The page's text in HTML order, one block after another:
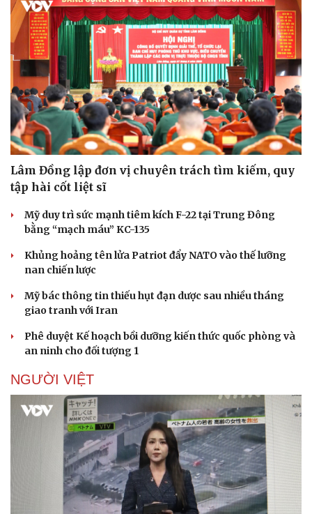
Doanh nghiệp
Thông tin doanh nghiệp
Doanh nghiệp 24h
Công nghệ
Sành điệu
Tin Công nghệ
Lâm Đồng lập đơn vị chuyên trách tìm kiếm, quy
tập hài cốt liệt sĩ
Mỹ duy trì sức mạnh tiêm kích F-22 tại Trung Đông
bằng “mạch máu” KC-135
Khủng hoảng tên lửa Patriot đẩy NATO vào thế lưỡng
nan chiến lược
Mỹ bác thông tin thiếu hụt đạn dược sau nhiều tháng
giao tranh với Iran
Phê duyệt Kế hoạch bồi dưỡng kiến thức quốc phòng và
an ninh cho đối tượng 1
NGƯỜI VIỆT